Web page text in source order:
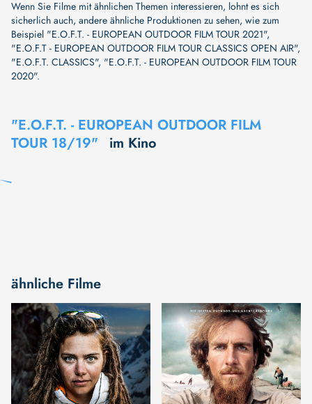
Wenn Sie Filme mit ähnlichen Themen interessieren, lohnt es sich
sicherlich auch, andere ähnliche Produktionen zu sehen, wie zum
Beispiel "E.O.F.T. - EUROPEAN OUTDOOR FILM TOUR 2021",
"E.O.F.T - EUROPEAN OUTDOOR FILM TOUR CLASSICS OPEN AIR",
"E.O.F.T. CLASSICS", "E.O.F.T. - EUROPEAN OUTDOOR FILM TOUR
2020".
"E.O.F.T. - EUROPEAN OUTDOOR FILM
TOUR 18/19"
im Kino
ähnliche Filme